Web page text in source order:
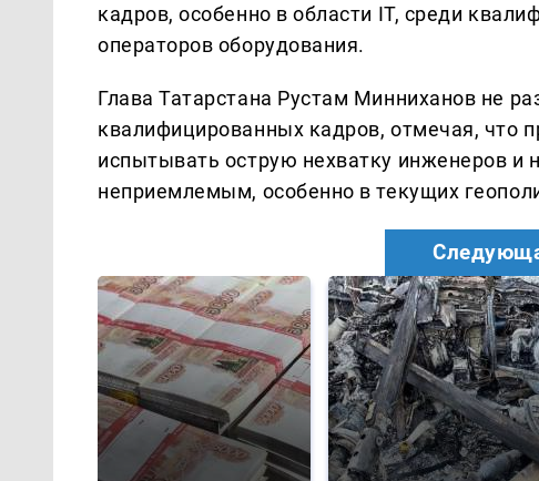
кадров, особенно в области IT, среди
операторов оборудования.
Глава Татарстана Рустам Минниханов не
квалифицированных кадров, отмечая, что
испытывать острую нехватку инженеров и
неприемлемым, особенно в текущих